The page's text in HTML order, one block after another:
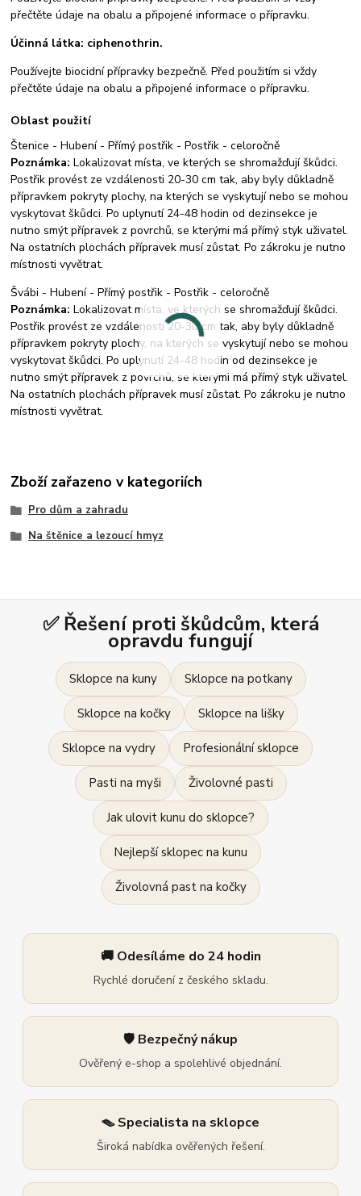
přečtěte údaje na obalu a připojené informace o přípravku.
Účinná látka: ciphenothrin.
Používejte biocidní přípravky bezpečně. Před použitím si vždy
přečtěte údaje na obalu a připojené informace o přípravku.
Oblast použití
Štenice - Hubení - Přímý postřik - Postřik - celoročně
Poznámka: Lokalizovat místa, ve kterých se shromažďují škůdci.
Postřik provést ze vzdálenosti 20-30 cm tak, aby byly důkladně
přípravkem pokryty plochy, na kterých se vyskytují nebo se mohou
vyskytovat škůdci. Po uplynutí 24-48 hodin od dezinsekce je
nutno smýt přípravek z povrchů, se kterými má přímý styk uživatel.
Na ostatních plochách přípravek musí zůstat. Po zákroku je nutno
místnosti vyvětrat.
Švábi - Hubení - Přímý postřik - Postřik - celoročně
Poznámka: Lokalizovat místa, ve kterých se shromažďují škůdci.
Postřik provést ze vzdálenosti 20-30 cm tak, aby byly důkladně
přípravkem pokryty plochy, na kterých se vyskytují nebo se mohou
vyskytovat škůdci. Po uplynutí 24-48 hodin od dezinsekce je
nutno smýt přípravek z povrchů, se kterými má přímý styk uživatel.
Na ostatních plochách přípravek musí zůstat. Po zákroku je nutno
místnosti vyvětrat.
Zboží zařazeno v kategoriích
Pro dům a zahradu
Na štěnice a lezoucí hmyz
✅ Řešení proti škůdcům, která
opravdu fungují
Sklopce na kuny Sklopce na potkany
Sklopce na kočky Sklopce na lišky
Sklopce na vydry Profesionální sklopce
Pasti na myši Živolovné pasti
Jak ulovit kunu do sklopce?
Nejlepší sklopec na kunu
Živolovná past na kočky
🚚 Odesíláme do 24 hodin
Rychlé doručení z českého skladu.
🛡️ Bezpečný nákup
Ověřený e-shop a spolehlivé objednání.
🪤 Specialista na sklopce
Široká nabídka ověřených řešení.